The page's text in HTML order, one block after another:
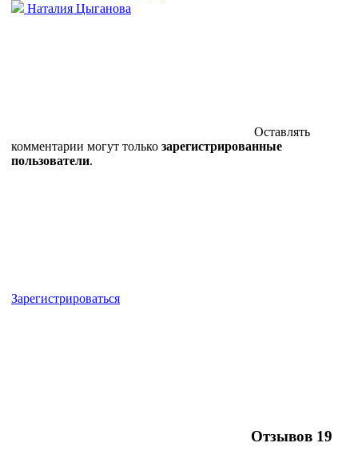
Наталия Цыганова
Оставлять
комментарии могут только зарегистрированные
пользователи.
Зарегистрироваться
Отзывов 19